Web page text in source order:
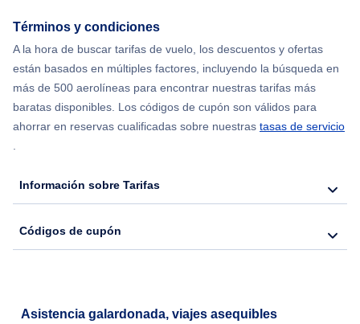
Flights from Nueva York to Seúl
Flights from Nueva York to Hong Kong
Términos y condiciones
A la hora de buscar tarifas de vuelo, los descuentos y ofertas
están basados en múltiples factores, incluyendo la búsqueda en
más de 500 aerolíneas para encontrar nuestras tarifas más
baratas disponibles. Los códigos de cupón son válidos para
ahorrar en reservas cualificadas sobre nuestras tasas de servicio
.
Información sobre Tarifas
Códigos de cupón
Asistencia galardonada, viajes asequibles